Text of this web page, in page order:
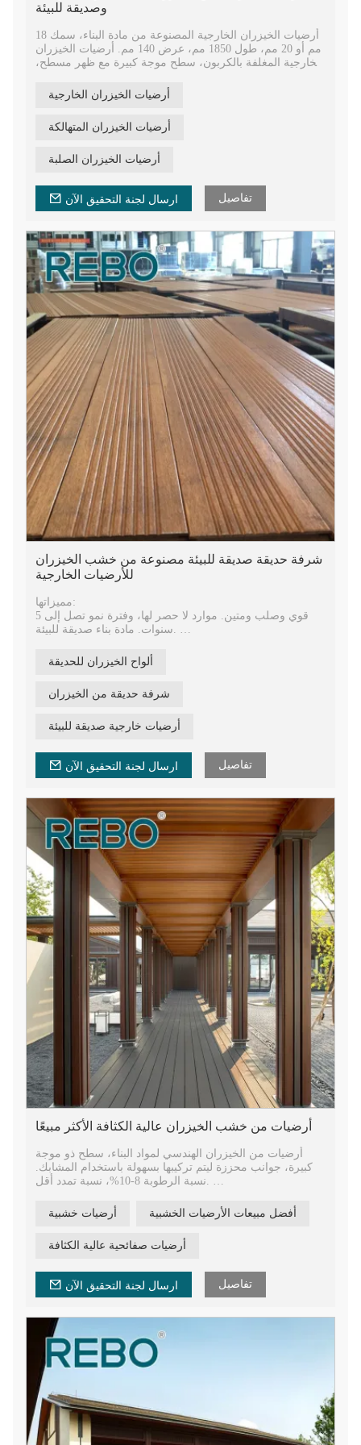
وصديقة للبيئة
أرضيات الخيزران الخارجية المصنوعة من مادة البناء، سمك 18
مم أو 20 مم، طول 1850 مم، عرض 140 مم. أرضيات الخيزران
الخارجية المغلفة بالكربون، سطح موجة كبيرة مع ظهر مسطح،
لوح مركب من الخيزران للديكور. يحتوي على نسبة رطوبة
تتراوح بين 10% و12%، وهو مصنوع من ألياف الخيزران
المضغوطة، وتقنيات الضغط الساخن، وتكنولوجيا الكربنة، مما
أرضيات الخيزران الطبيعية الزخرفية المقاومة للحريق تستخدم
والبرجولة، والمناظر الطبيعية، وما إلى ذلك.
أرضيات الخيزران الخارجية
أرضيات الخيزران المتهالكة
أرضيات الخيزران الصلبة
ارسال لجنة التحقيق الآن تفاصيل
شرفة حديقة صديقة للبيئة مصنوعة من خشب الخيزران
للأرضيات الخارجية
مميزاتها:
قوي وصلب ومتين. موارد لا حصر لها، وفترة نمو تصل إلى 5
سنوات. مادة بناء صديقة للبيئة.
يتم استخدام أرضيات الخيزران على نطاق واسع في الحديقة،
الشهادات:
يعلو
أرضيات سطح من الخيزران مقاومة للحريق بلون طبيعي،
أرضيات سطح الخيزران هي بديل طبيعي ممتاز للخشب
والبلاستيك بسبب متانتها العالية وقوتها وخضرتها وفترة نموها
السريعة وخصائص أخرى.
ألواح الخيزران للحديقة
شرفة حديقة من الخيزران
أرضيات خارجية صديقة للبيئة
ارسال لجنة التحقيق الآن تفاصيل
أرضيات من خشب الخيزران عالية الكثافة الأكثر مبيعًا
أرضيات من الخيزران الهندسي لمواد البناء، سطح ذو موجة
كبيرة، جوانب محززة ليتم تركيبها بسهولة باستخدام المشابك.
نسبة الرطوبة 8-10%، نسبة تمدد أقل.
أرضيات خارجية من الخيزران غير قابلة للتشوه، تتميز برأس
أرضيات خشبية أفضل مبيعات الأرضيات الخشبية
أرضيات صفائحية عالية الكثافة
ارسال لجنة التحقيق الآن تفاصيل